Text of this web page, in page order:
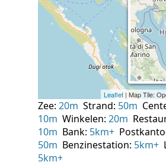
Zee: 20m Strand: 50m
10m Winkelen: 20m
10m Bank: 5km+
50m Benzinestation: 5km+
5km+